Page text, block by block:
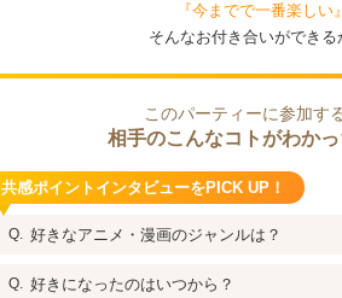
『今までで一番楽しい』
そんなお付き合いができる
このパーティーに参加す
相手のこんなコトがわかっ
共感ポイントインタビューをPICK UP！
好きなアニメ・漫画のジャンルは？
好きになったのはいつから？